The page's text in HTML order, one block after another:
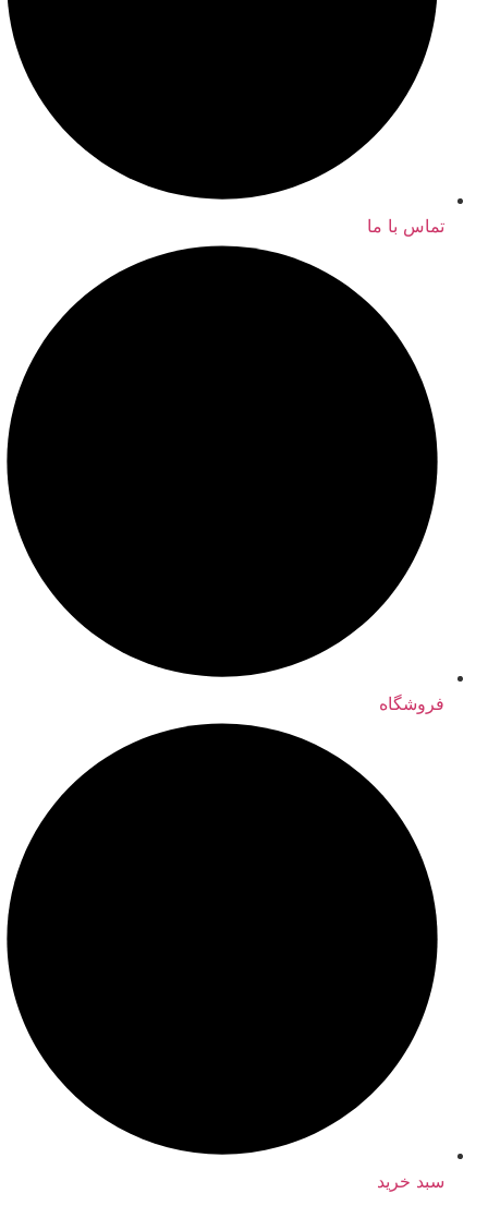
تماس با ما
فروشگاه
سبد خرید